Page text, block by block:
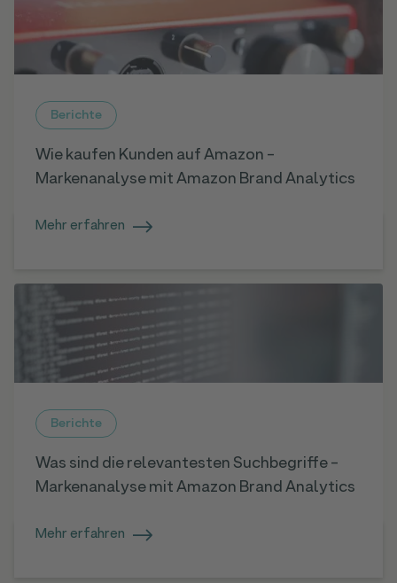
Berichte
Wie kaufen Kunden auf Amazon -
Markenanalyse mit Amazon Brand Analytics
Mehr erfahren
Berichte
Was sind die relevantesten Suchbegriffe -
Markenanalyse mit Amazon Brand Analytics
Mehr erfahren